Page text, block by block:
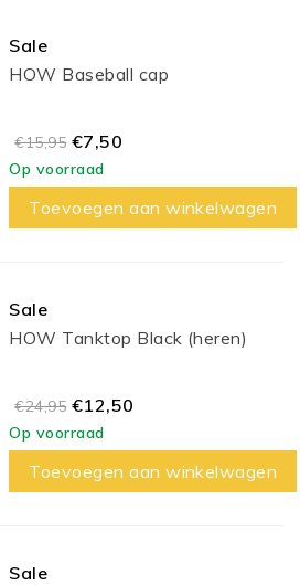
Sale
HOW Baseball cap
€15,95 €7,50
Op voorraad
Toevoegen aan winkelwagen
Sale
HOW Tanktop Black (heren)
€24,95 €12,50
Op voorraad
Toevoegen aan winkelwagen
Sale